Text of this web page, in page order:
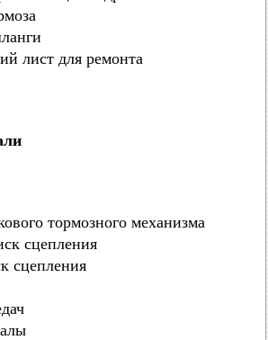
лист для ремонта
тормозного механизма
сцепления
сцепления